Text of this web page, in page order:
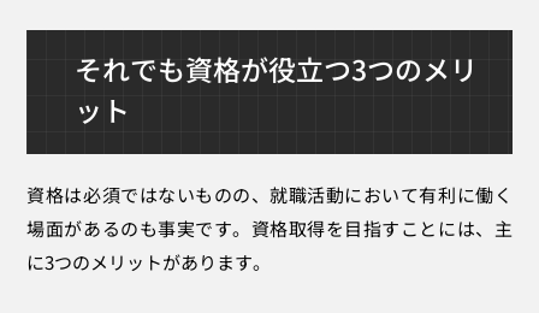
それでも資格が役立つ3つのメリ
ット
資格は必須ではないものの、就職活動において有利に働く
場面があるのも事実です。資格取得を目指すことには、主
に3つのメリットがあります。